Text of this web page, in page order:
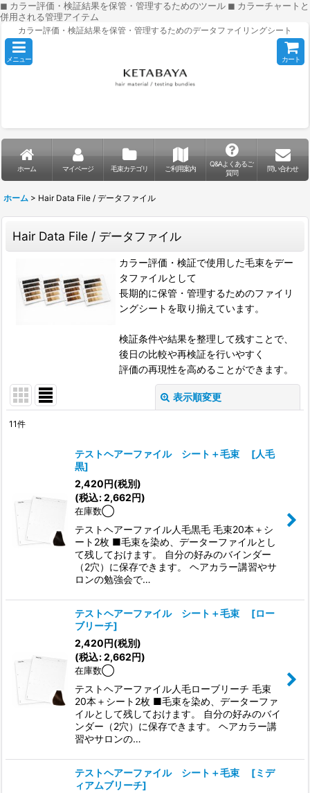
◼︎ カラー評価・検証結果を保管・管理するためのツール ◼︎ カラーチャートと
併用される管理アイテム
カラー評価・検証結果を保管・管理するためのデータファイリングシート
メニュー カート
ホーム マイページ 毛束カテゴリ ご利用案内
Q&Aよくあるご
質問
問い合わせ
ホーム > Hair Data File / データファイル
Hair Data File / データファイル
カラー評価・検証で使用した毛束をデー
タファイルとして
長期的に保管・管理するためのファイリ
ングシートを取り揃えています。
検証条件や結果を整理して残すことで、
後日の比較や再検証を行いやすく
評価の再現性を高めることができます。
表示順変更
11件
テストヘアーファイル シート＋毛束 [人毛
黒]
2,420円(税別)
(税込:2,662円)
在庫数◯
テストヘアーファイル人毛黒毛 毛束20本＋シ
ート2枚 ■毛束を染め、データーファイルとし
て残しておけます。 自分の好みのバインダー
（2穴）に保存できます。 ヘアカラー講習やサ
ロンの勉強会で…
テストヘアーファイル シート＋毛束 [ロー
ブリーチ]
2,420円(税別)
(税込:2,662円)
在庫数◯
テストヘアーファイル人毛ローブリーチ 毛束
20本＋シート2枚 ■毛束を染め、データーファ
イルとして残しておけます。 自分の好みのバイ
ンダー（2穴）に保存できます。 ヘアカラー講
習やサロンの…
テストヘアーファイル シート＋毛束 [ミデ
ィアムブリーチ]